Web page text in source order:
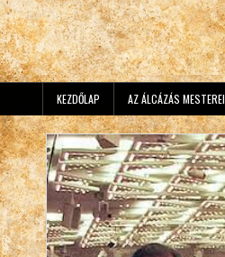
KEZDŐLAP AZ ÁLCÁZÁS MESTEREI